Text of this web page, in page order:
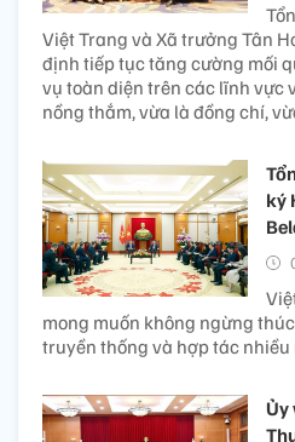
Việt Trang và Xã trưởng Tân
định tiếp tục tăng cường mối
vụ toàn diện trên các lĩnh vực
nồng thắm, vừa là đồng chí,
ký
mong muốn không ngừng
truyền thống và hợp tác nhiều
Ủy